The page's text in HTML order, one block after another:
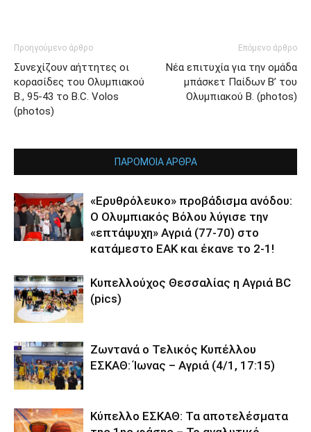
Προηγούμενο άρθρο
Συνεχίζουν αήττητες οι
κορασίδες του Ολυμπιακού
Β., 95-43 το B.C. Volos
(photos)
Επόμενο άρθρο
Νέα επιτυχία για την ομάδα
μπάσκετ Παίδων Β’ του
Ολυμπιακού Β. (photos)
ΠΑΡΟΜΟΙΑ ΑΡΘΡΑ
«Ερυθρόλευκο» προβάδισμα ανόδου:
Ο Ολυμπιακός Βόλου λύγισε την
«επτάψυχη» Αγριά (77-70) στο
κατάμεστο ΕΑΚ και έκανε το 2-1!
Κυπελλούχος Θεσσαλίας η Αγριά BC
(pics)
Ζωντανά ο Τελικός Κυπέλλου
ΕΣΚΑΘ: Ίωνας – Αγριά (4/1, 17:15)
Κύπελλο ΕΣΚΑΘ: Τα αποτελέσματα